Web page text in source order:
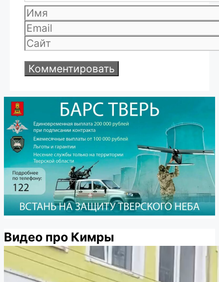
Имя
Email
Сайт
Видео про Кимры